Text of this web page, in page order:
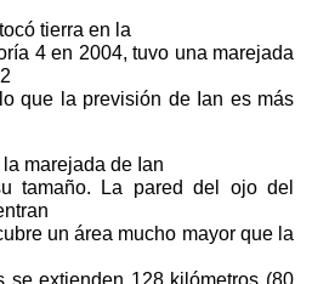
tierra en la
4 en 2004, tuvo una marejada
que la previsión de Ian es más
marejada de Ian
tamaño. La pared del ojo del
un área mucho mayor que la